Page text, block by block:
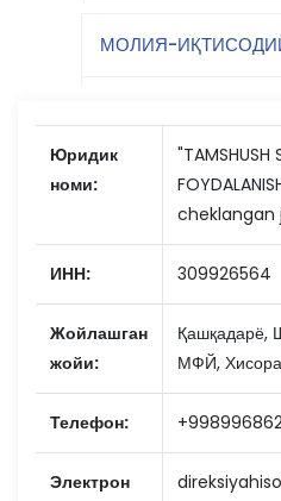
МОЛИЯ-
Юридик
номи:
"TAMSHUSH
cheklangan
ИНН: 309926564
Жойлашган
жойи:
Қашқадарё,
МФЙ,
Телефон:
Электрон